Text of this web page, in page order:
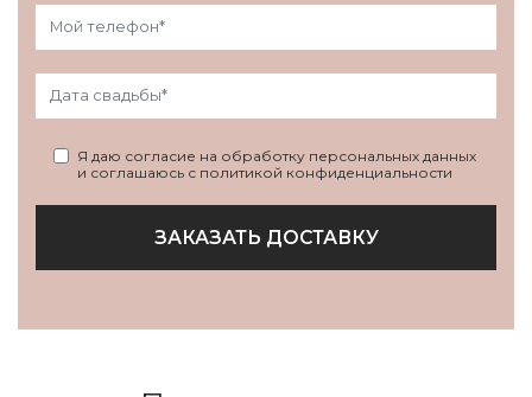
Я даю согласие на обработку персональных данных
и соглашаюсь с политикой конфиденциальности
ЗАКАЗАТЬ ДОСТАВКУ